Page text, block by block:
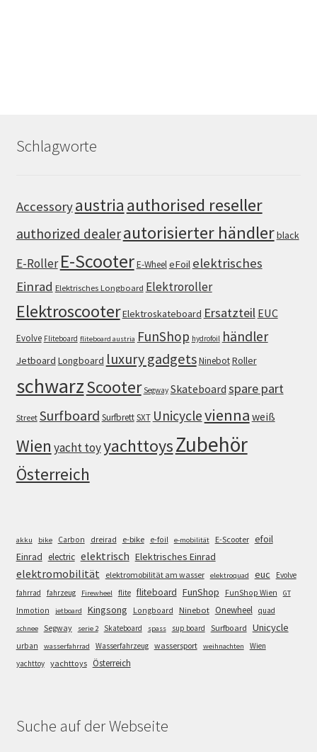
Schlagworte
Accessoryaustria authorised reseller
authorized dealerautorisierter händlerblack
E-Roller E-ScooterE-WheeleFoil elektrisches
Einrad Elektrisches Longboard Elektroroller
ElektroscooterElektroskateboard Ersatzteil EUC
Evolve Fliteboard fliteboard austria FunShop hydrofoil händler
Jetboard Longboard luxury gadgetsNinebotRoller
schwarzScooter Segway Skateboard spare part
Street Surfboard SurfbrettSXT Unicyclevienna weiß
Wien yacht toyyachttoysZubehör
Österreich
akku bike Carbon dreirad e-bike e-foil e-mobilität E-Scooter efoil
Einrad electric elektrisch Elektrisches Einrad
elektromobilität elektromobilität am wasser elektroquad euc
Evolve
fahrrad
fahrzeug Firewheel flite fliteboard FunShop FunShop Wien GT
Inmotion jetboard Kingsong Longboard Ninebot Onewheel quad
schnee Segway serie 2 Skateboard spass sup board Surfboard Unicycle
urban wasserfahrrad Wasserfahrzeug wassersport weihnachten
Wien
yachttoy yachttoys Österreich
Suche auf der Webseite